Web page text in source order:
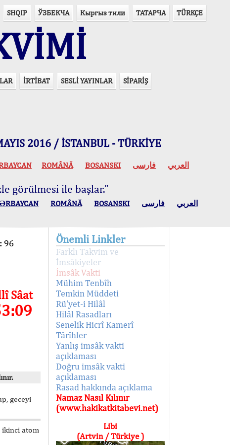
SHQIP ЎЗБЕКЧА Кыргыз тили ТАТАРЧА TÜRKÇE
İRTİBAT SESLİ YAYINLAR SİPARİŞ
2016 / İSTANBUL - TÜRKİYE
ROMÂNĂ BOSANSKI العربي فارسی
görülmesi ile başlar."
ROMÂNĂ BOSANSKI العربي فارسی
96
Sâat
geceyi
ikinci atom
Önemli Linkler
Farklı Takvim ve
İmsâkiyeler
İmsâk Vakti
Mühim Tenbîh
Temkin Müddeti
Rü'yet-i Hilâl
Hilâl Rasadları
Senelik Hicrî Kamerî
Târîhler
Yanlış imsâk vakti
açıklaması
Doğru imsâk vakti
açıklaması
Rasad hakkında açıklama
Namaz Nasıl Kılınır
(www.hakikatkitabevi.net)
Libi
(Artvin / Türkiye )